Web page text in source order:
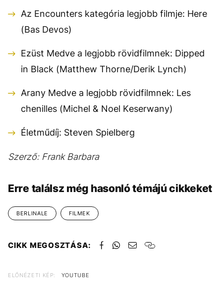
Az Encounters kategória legjobb filmje: Here
(Bas Devos)
Ezüst Medve a legjobb rövidfilmnek: Dipped
in Black (Matthew Thorne/Derik Lynch)
Arany Medve a legjobb rövidfilmnek: Les
chenilles (Michel & Noel Keserwany)
Életműdíj: Steven Spielberg
Szerző: Frank Barbara
Erre találsz még hasonló témájú cikkeket
BERLINALE FILMEK
CIKK MEGOSZTÁSA:
ELŐNÉZETI KÉP: YOUTUBE